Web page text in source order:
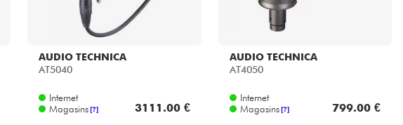
AUDIO TECHNICA
AT5040
Internet
Magasins[?] 3111.00 €
AUDIO TECHNICA
AT4050
Internet
Magasins [?] 799.00 €